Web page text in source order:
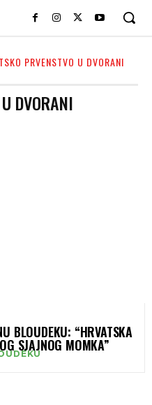
PRVENSTVO U DVORANI
DVORANI
BLOUDEKU: “HRVATSKA
SJAJNOG MOMKA”